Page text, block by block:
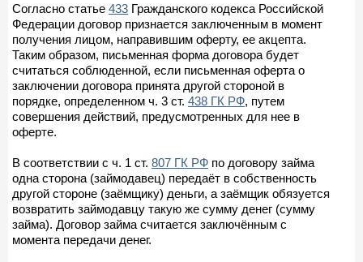
Согласно статье 433 Гражданского кодекса Российской
Федерации договор признается заключенным в момент
получения лицом, направившим оферту, ее акцепта.
Таким образом, письменная форма договора будет
считаться соблюденной, если письменная оферта о
заключении договора принята другой стороной в
порядке, определенном ч. 3 ст. 438 ГК РФ, путем
совершения действий, предусмотренных для нее в
оферте.
В соответствии с ч. 1 ст. 807 ГК РФ по договору займа
одна сторона (займодавец) передаёт в собственность
другой стороне (заёмщику) деньги, а заёмщик обязуется
возвратить займодавцу такую же сумму денег (сумму
займа). Договор займа считается заключённым с
момента передачи денег.